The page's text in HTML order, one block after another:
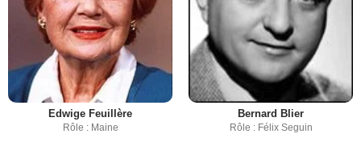
Edwige Feuillère
Rôle : Maine
Bernard Blier
Rôle : Félix Seguin